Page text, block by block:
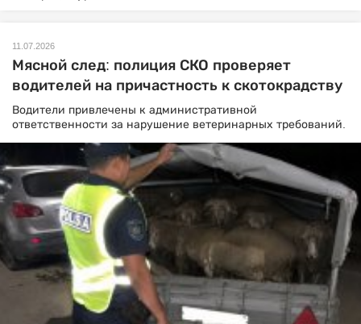
11.07.2026
Мясной след: полиция СКО проверяет
водителей на причастность к скотокрадству
Водители привлечены к административной
ответственности за нарушение ветеринарных требований.